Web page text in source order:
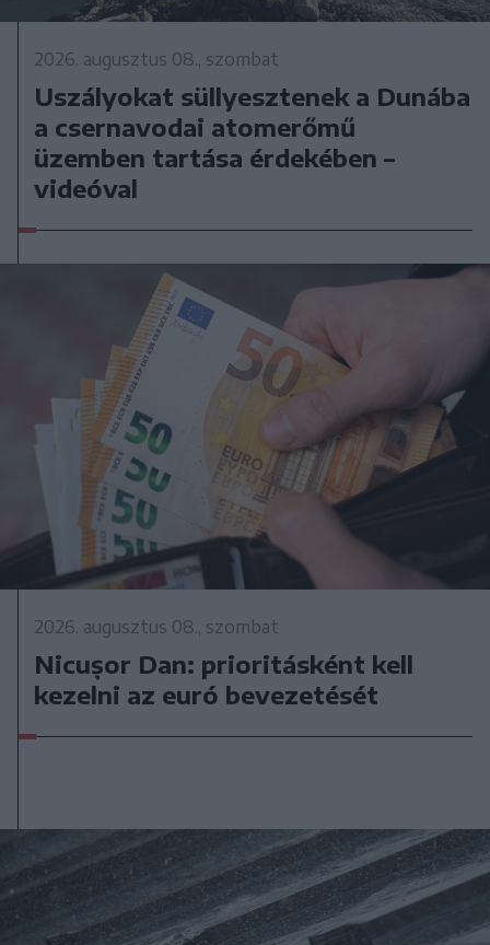
2026. augusztus 08., szombat
Uszályokat süllyesztenek a Dunába
a csernavodai atomerőmű
üzemben tartása érdekében –
videóval
2026. augusztus 08., szombat
Nicușor Dan: prioritásként kell
kezelni az euró bevezetését